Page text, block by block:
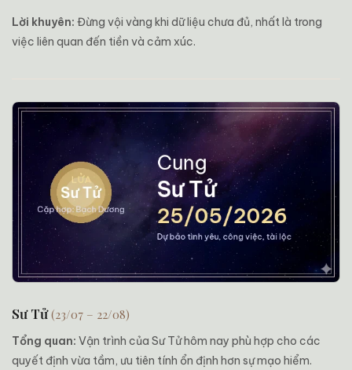
Lời khuyên: Đừng vội vàng khi dữ liệu chưa đủ, nhất là trong
việc liên quan đến tiền và cảm xúc.
Sư Tử(23/07 – 22/08)
Tổng quan: Vận trình của Sư Tử hôm nay phù hợp cho các
quyết định vừa tầm, ưu tiên tính ổn định hơn sự mạo hiểm.